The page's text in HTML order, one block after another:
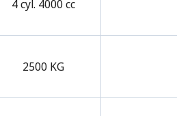
4 cyl. 4000 cc
2500 KG